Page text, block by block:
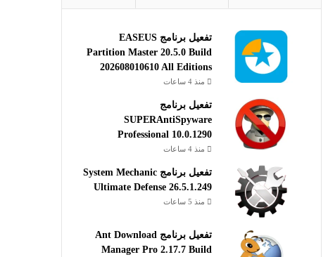
تفعيل برنامج EASEUS
Partition Master 20.5.0 Build
202608010610 All Editions
منذ 4 ساعات
تفعيل برنامج
SUPERAntiSpyware
Professional 10.0.1290
منذ 4 ساعات
تفعيل برنامج System Mechanic
Ultimate Defense 26.5.1.249
منذ 5 ساعات
تفعيل برنامج Ant Download
Manager Pro 2.17.7 Build